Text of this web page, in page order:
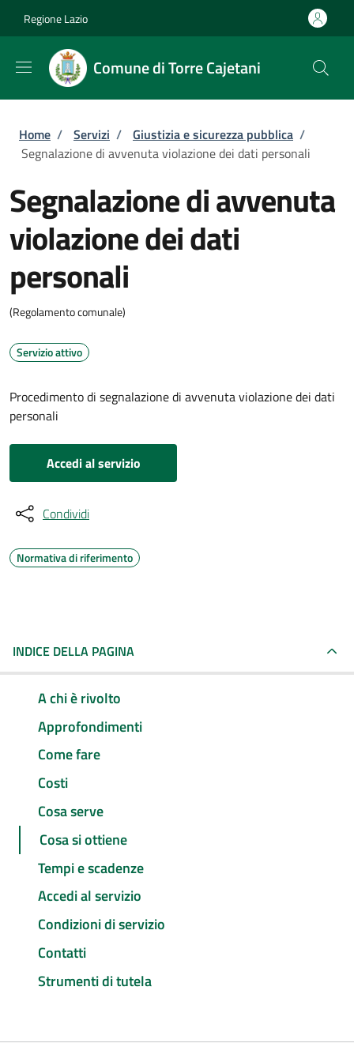
Regione Lazio
Comune di Torre Cajetani
Briciole di pane
Home / Servizi / Giustizia e sicurezza pubblica /
Segnalazione di avvenuta violazione dei dati personali
Segnalazione di avvenuta
violazione dei dati
personali
(Regolamento comunale)
Servizio attivo
Procedimento di segnalazione di avvenuta violazione dei dati
personali
Accedi al servizio
Condividi
Normativa di riferimento
INDICE DELLA PAGINA
A chi è rivolto
Approfondimenti
Come fare
Costi
Cosa serve
Cosa si ottiene
Tempi e scadenze
Accedi al servizio
Condizioni di servizio
Contatti
Strumenti di tutela